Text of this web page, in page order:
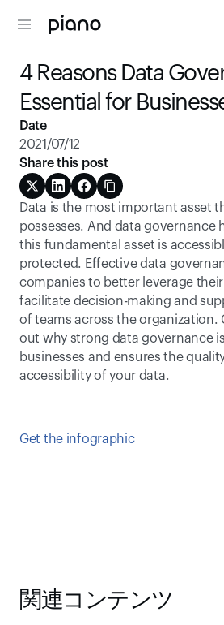
4 Reasons Data
Essential for
Data is the most important asset
possesses. And data governance
this fundamental asset is
protected. Effective data
companies to better leverage
facilitate decision-making and
of teams across the organization.
out why strong data governance
businesses and ensures the
accessibility of your data.
Get the infographic
Date
2021/07/12
Share this post
関連コンテンツ